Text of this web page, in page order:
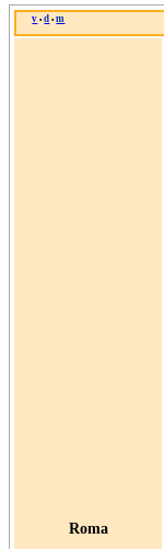
v • d • m
Roma